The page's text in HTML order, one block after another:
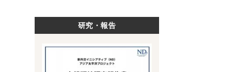
研究・報告